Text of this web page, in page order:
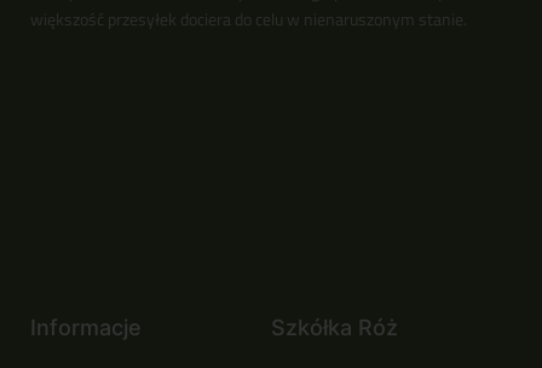
większość przesyłek dociera do celu w nienaruszonym stanie.
Informacje Szkółka Róż